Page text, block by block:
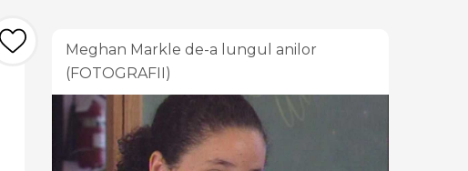
Meghan Markle de-a lungul anilor
(FOTOGRAFII)